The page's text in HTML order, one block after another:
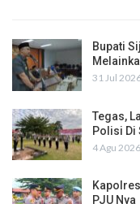
Bupati
31 Jul
Tegas,
Polisi Di
4 Agu 2026
PJU Nya